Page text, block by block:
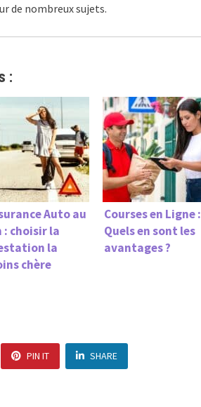
de nombreux sujets.
:
Auto au
: choisir la
la
chère
Courses en Ligne :
Quels en sont les
avantages ?
PIN IT SHARE